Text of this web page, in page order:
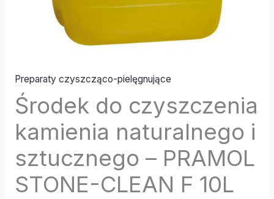
Preparaty czyszcząco-pielęgnujące
Środek do czyszczenia
kamienia naturalnego i
sztucznego – PRAMOL
STONE-CLEAN F 10L